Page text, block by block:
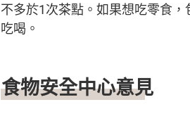
不多於1次茶點。如果想吃零食
吃喝。
食物安全中心意見